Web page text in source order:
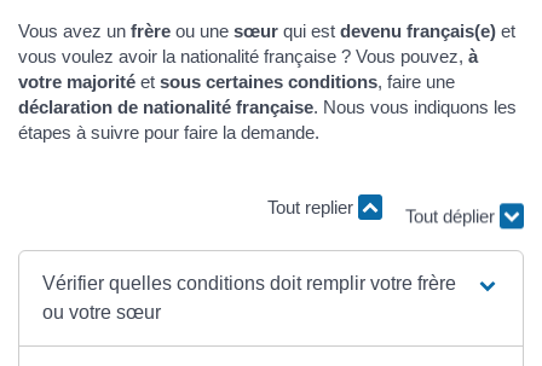
Vous avez un frère ou une sœur qui est devenu français(e) et
vous voulez avoir la nationalité française ? Vous pouvez, à
votre majorité et sous certaines conditions, faire une
déclaration de nationalité française. Nous vous indiquons les
étapes à suivre pour faire la demande.
Tout replier
Tout déplier
Vérifier quelles conditions doit remplir votre frère
ou votre sœur